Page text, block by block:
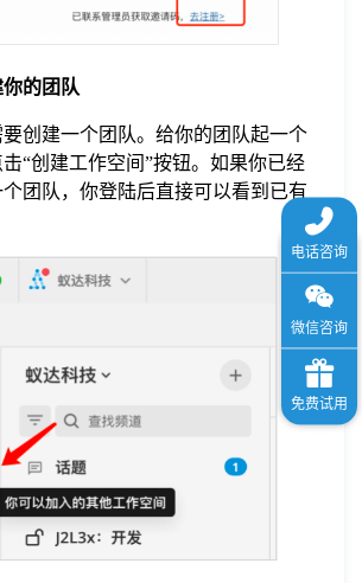
的团队
创建一个团队。给你的团队起一个
“创建工作空间”按钮。如果你已经
团队，你登陆后直接可以看到已有